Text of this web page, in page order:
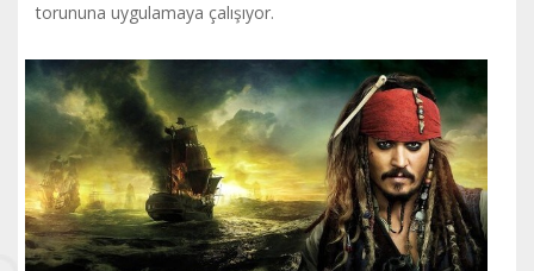
torununa uygulamaya çalışıyor.